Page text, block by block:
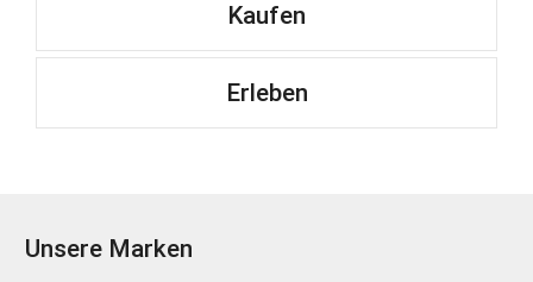
Kaufen
Erleben
Unsere Marken